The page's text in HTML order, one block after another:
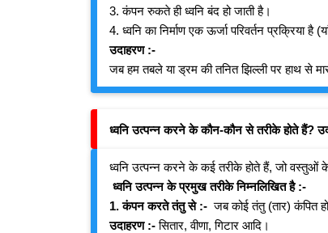
3. कंपन रुकते ही ध्वनि बंद हो जाती है।
4. ध्वनि का निर्माण एक ऊर्जा परिवर्तन प्रक्रिया है
उदाहरण :-
जब हम तबले या ड्रम की तनित झिल्ली पर हाथ से
ध्वनि उत्पन्न करने के कौन-कौन से तरीके होते हैं?
ध्वनि उत्पन्न करने के कई तरीके होते हैं, जो वस्तुओं
ध्वनि उत्पन्न के प्रमुख तरीके निम्नलिखित है :-
1. कंपन करते तंतु से :-जब कोई तंतु (तार) कंपित
उदाहरण :-सितार, वीणा, गिटार आदि।